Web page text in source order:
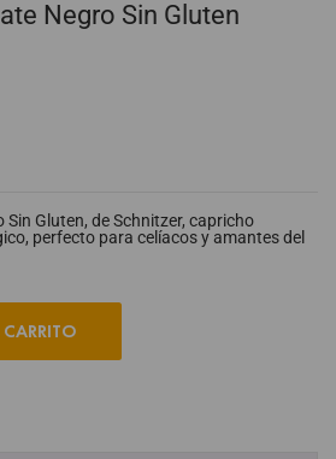
Negro Sin Gluten
Gluten, de Schnitzer, capricho
perfecto para celíacos y amantes del